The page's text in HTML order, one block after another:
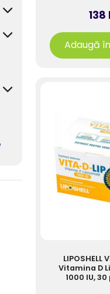
138
Adaugă
LIPOSHELL
Vitamina D
1000